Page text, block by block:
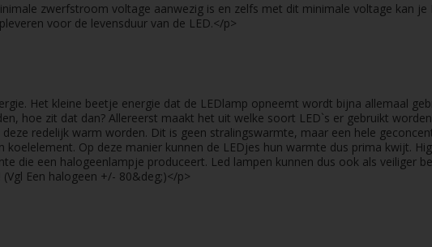
zwerfstroom voltage aanwezig is en zelfs met dit minimale voltage kan je
voor de levensduur van de LED.</p>
Het kleine beetje energie dat de LEDlamp opneemt wordt bijna allemaal
hoe zit dat dan? Allereerst maakt het uit welke soort LED`s er gebruikt
redelijk warm worden. Dit is geen stralingswarmte, maar een hele
Op deze manier kunnen de LEDjes hun warmte dus prima kwijt.
die een halogeenlampje produceert. Led lampen kunnen dus ook als veiliger
Een halogeen +/- 80&deg;)</p>